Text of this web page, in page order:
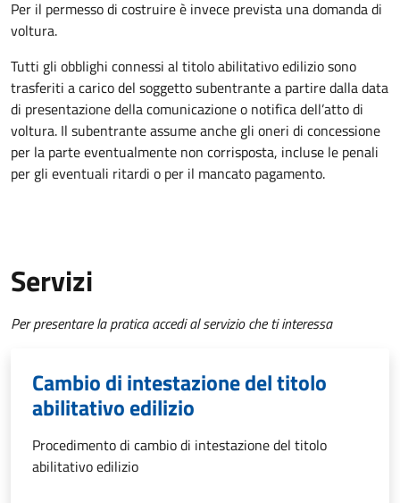
Per il permesso di costruire è invece prevista una domanda di
voltura.
Tutti gli obblighi connessi al titolo abilitativo edilizio sono
trasferiti a carico del soggetto subentrante a partire dalla data
di presentazione della comunicazione o notifica dell’atto di
voltura. Il subentrante assume anche gli oneri di concessione
per la parte eventualmente non corrisposta, incluse le penali
per gli eventuali ritardi o per il mancato pagamento.
Servizi
Per presentare la pratica accedi al servizio che ti interessa
Cambio di intestazione del titolo
abilitativo edilizio
Procedimento di cambio di intestazione del titolo
abilitativo edilizio